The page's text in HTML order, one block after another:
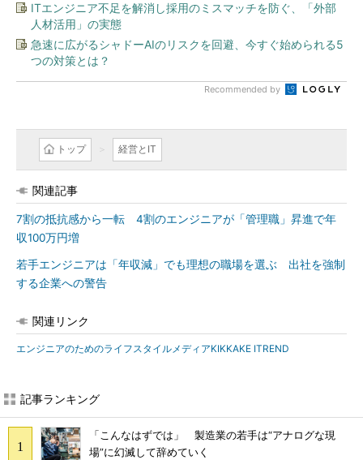
ITエンジニア不足を解消し採用のミスマッチを防ぐ、「外部
人材活用」の実態
急速に広がるシャドーAIのリスクを回避、今すぐ始められる5
つの対策とは？
Recommended by
トップ 経営とIT
関連記事
7割の抵抗感から一転 4割のエンジニアが「管理職」昇進で年
収100万円増
若手エンジニアは「年収減」でも理想の職場を選ぶ 出社を強制
する企業への警告
関連リンク
エンジニアのためのライフスタイルメディアKIKKAKE ITREND
記事ランキング
「こんなはずでは」 製造業の若手は“アナログな現
場”に幻滅して辞めていく